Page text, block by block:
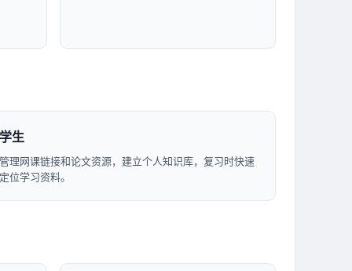
学生
管理网课链接和论文资源，建立个人知识库，复习时快速
定位学习资料。